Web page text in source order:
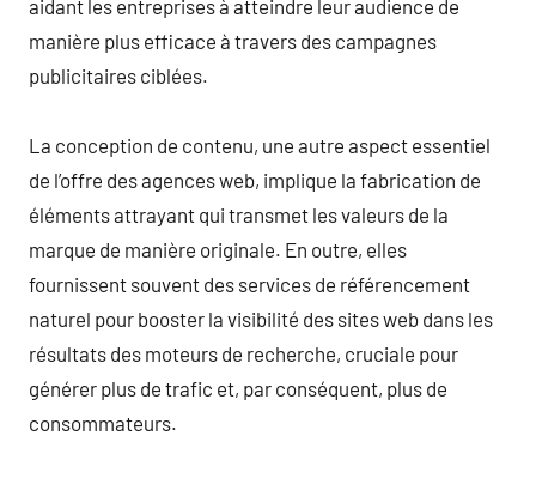
aidant les entreprises à atteindre leur audience de
manière plus efficace à travers des campagnes
publicitaires ciblées.
La conception de contenu, une autre aspect essentiel
de l’offre des agences web, implique la fabrication de
éléments attrayant qui transmet les valeurs de la
marque de manière originale. En outre, elles
fournissent souvent des services de référencement
naturel pour booster la visibilité des sites web dans les
résultats des moteurs de recherche, cruciale pour
générer plus de trafic et, par conséquent, plus de
consommateurs.